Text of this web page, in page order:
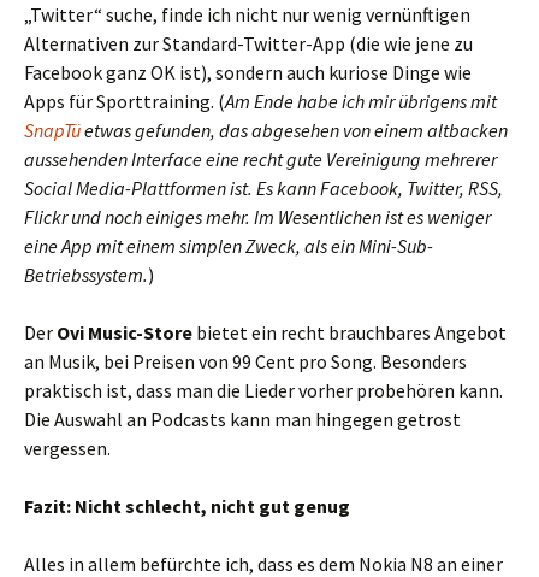
„Twitter“ suche, finde ich nicht nur wenig vernünftigen
Alternativen zur Standard-Twitter-App (die wie jene zu
Facebook ganz OK ist), sondern auch kuriose Dinge wie
Apps für Sporttraining. (Am Ende habe ich mir übrigens mit
SnapTüetwas gefunden, das abgesehen von einem altbacken
aussehenden Interface eine recht gute Vereinigung mehrerer
Social Media-Plattformen ist. Es kann Facebook, Twitter, RSS,
Flickr und noch einiges mehr. Im Wesentlichen ist es weniger
eine App mit einem simplen Zweck, als ein Mini-Sub-
Betriebssystem.)
Der Ovi Music-Store bietet ein recht brauchbares Angebot
an Musik, bei Preisen von 99 Cent pro Song. Besonders
praktisch ist, dass man die Lieder vorher probehören kann.
Die Auswahl an Podcasts kann man hingegen getrost
vergessen.
Fazit: Nicht schlecht, nicht gut genug
Alles in allem befürchte ich, dass es dem Nokia N8 an einer